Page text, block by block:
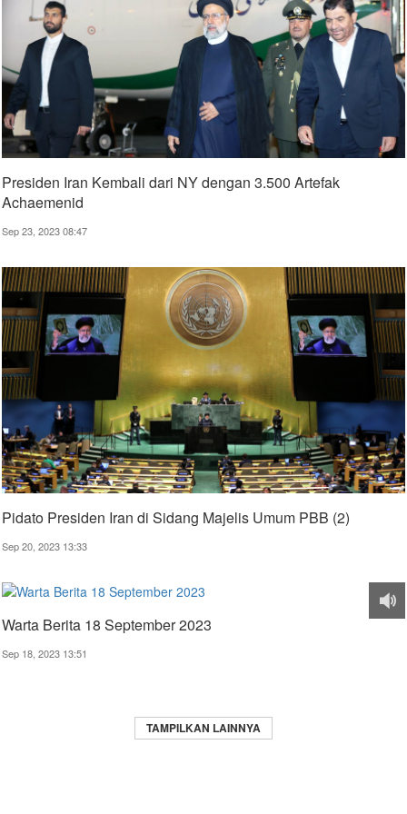
Presiden Iran Kembali dari NY dengan 3.500 Artefak
Achaemenid
Sep 23, 2023 08:47
Pidato Presiden Iran di Sidang Majelis Umum PBB (2)
Sep 20, 2023 13:33
Warta Berita 18 September 2023
Sep 18, 2023 13:51
TAMPILKAN LAINNYA